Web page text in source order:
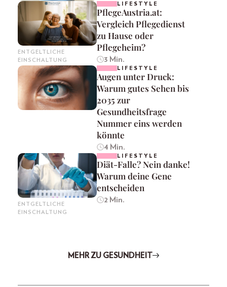
ENTGELTLICHE
EINSCHALTUNG
LIFESTYLE
PflegeAustria.at:
Vergleich Pflegedienst
zu Hause oder
Pflegeheim?
3 Min.
LIFESTYLE
Augen unter Druck:
Warum gutes Sehen bis
2035 zur
Gesundheitsfrage
Nummer eins werden
könnte
4 Min.
ENTGELTLICHE
EINSCHALTUNG
LIFESTYLE
Diät-Falle? Nein danke!
Warum deine Gene
entscheiden
2 Min.
MEHR ZU GESUNDHEIT